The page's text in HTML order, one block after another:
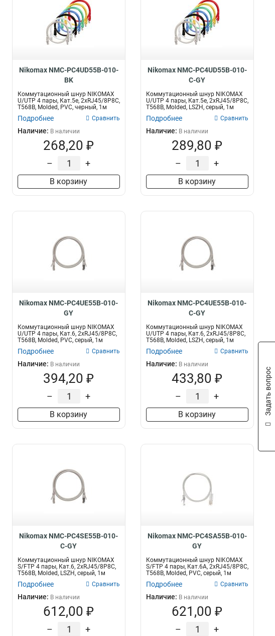
Nikomax NMC-PC4UD55B-010-
BK
Коммутационный шнур NIKOMAX
U/UTP 4 пары, Кат.5е, 2хRJ45/8P8C,
T568B, Molded, PVC, черный, 1м
Подробнее Сравнить
Наличие: В наличии
268,20 ₽
– +
В корзину
Nikomax NMC-PC4UD55B-010-
C-GY
Коммутационный шнур NIKOMAX
U/UTP 4 пары, Кат.5е, 2хRJ45/8P8C,
T568B, Molded, LSZH, серый, 1м
Подробнее Сравнить
Наличие: В наличии
289,80 ₽
– +
В корзину
Nikomax NMC-PC4UE55B-010-
GY
Коммутационный шнур NIKOMAX
U/UTP 4 пары, Кат.6, 2хRJ45/8P8C,
T568B, Molded, PVC, серый, 1м
Подробнее Сравнить
Наличие: В наличии
394,20 ₽
– +
В корзину
Nikomax NMC-PC4UE55B-010-
C-GY
Коммутационный шнур NIKOMAX
U/UTP 4 пары, Кат.6, 2хRJ45/8P8C,
T568B, Molded, LSZH, серый, 1м
Подробнее Сравнить
Наличие: В наличии
433,80 ₽
– +
В корзину
Nikomax NMC-PC4SE55B-010-
C-GY
Коммутационный шнур NIKOMAX
S/FTP 4 пары, Кат.6, 2хRJ45/8P8C,
T568B, Molded, LSZH, серый, 1м
Подробнее Сравнить
Наличие: В наличии
612,00 ₽
– +
Nikomax NMC-PC4SA55B-010-
GY
Коммутационный шнур NIKOMAX
S/FTP 4 пары, Кат.6A, 2хRJ45/8P8C,
T568B, Molded, PVC, серый, 1м
Подробнее Сравнить
Наличие: В наличии
621,00 ₽
– +
Задать вопрос